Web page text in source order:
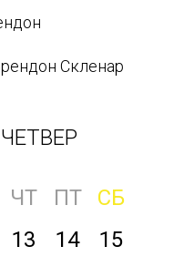
Скленар
ЧТ ПТ
СБ
13 14 15